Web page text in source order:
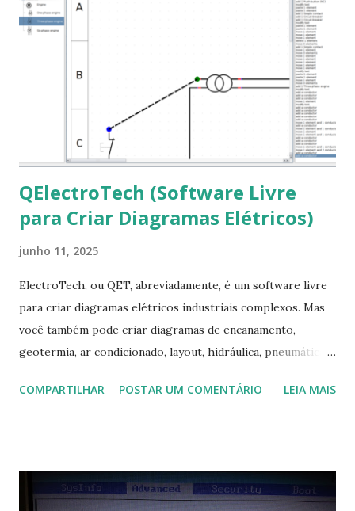
mscorefonts-installer Leia os termos de uso e avance
clicando em “Ok” Agora aceite os termos de uso clicando
em “Sim” Pronto agora abra o LibreOffice e veja se as
fontes Times New Roman, Arial estão instaladas. Caso
ocorra algum erro ou precisa reinstalar, execute: $ sudo
apt-get install --reinstall ttf-mscorefonts-installer
QElectroTech (Software Livre
para Criar Diagramas Elétricos)
junho 11, 2025
ElectroTech, ou QET, abreviadamente, é um software livre
para criar diagramas elétricos industriais complexos. Mas
você também pode criar diagramas de encanamento,
geotermia, ar condicionado, layout, hidráulica, pneumática,
Na última versão 0.100, a coleção contém mais de 8.000
COMPARTILHAR POSTAR UM COMENTÁRIO LEIA MAIS